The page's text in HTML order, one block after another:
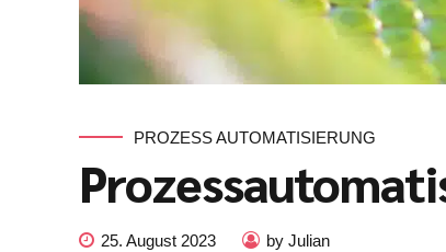
PROZESS AUTOMATISIERUNG
25. August 2023 by Julian